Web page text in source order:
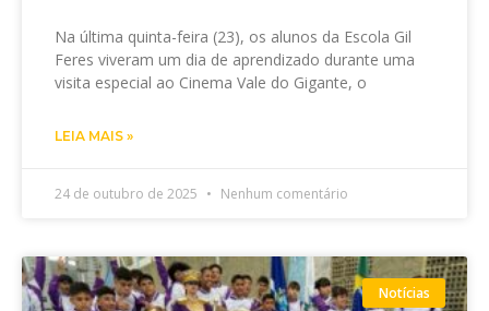
Na última quinta-feira (23), os alunos da Escola Gil
Feres viveram um dia de aprendizado durante uma
visita especial ao Cinema Vale do Gigante, o
LEIA MAIS »
24 de outubro de 2025 Nenhum comentário
Notícias